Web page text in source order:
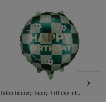
Balon foliowy Happy Birthday piłki